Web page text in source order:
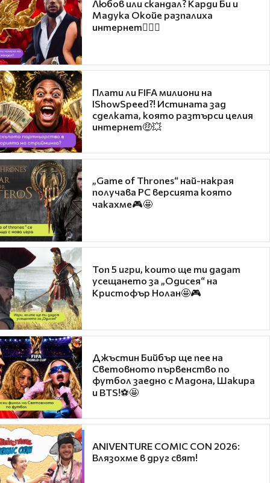
Любов или скандал? Карди Би и
Мадука Окойе разпалиха
интернет❤️‍🔥🔥
Плати ли FIFA милиони на
IShowSpeed?! Истината зад
сделката, която разтърси целия
интернет🤑💥
„Game of Thrones“ най-накрая
получава PC версията която
чакахме🎮🤩
Топ 5 игри, които ще ти дадат
усещането за „Одисея“ на
Кристофър Нолан🤩🎮
Джъстин Бийбър ще пее на
Световното първенство по
футбол заедно с Мадона, Шакира
и BTS!⚽🤩
ANIVENTURE COMIC CON 2026:
Влязохме в друг свят!